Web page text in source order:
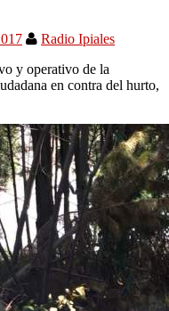
Radio Ipiales
y operativo de la
en contra del hurto,